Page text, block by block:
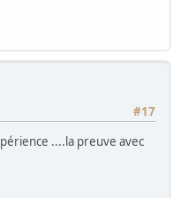
#17
....la preuve avec